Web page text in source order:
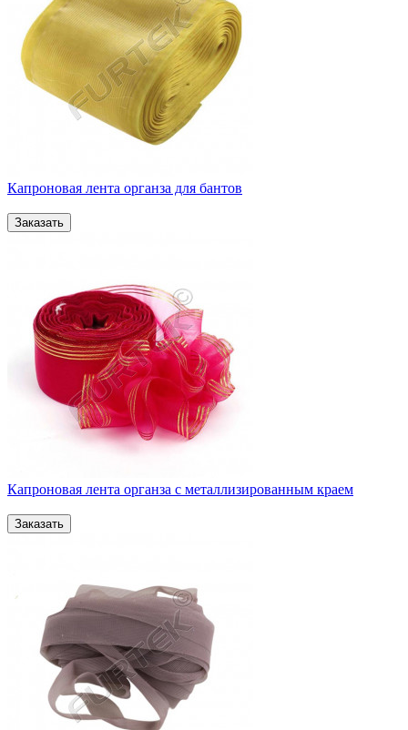
Капроновая лента органза для бантов
Капроновая лента органза с металлизированным краем